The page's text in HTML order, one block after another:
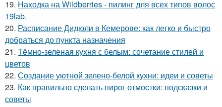
19. Находка на Wildberries - пилинг для всех типов волос
19lab.
20. Расписание Дидюли в Кемерове: как легко и быстро
добраться до пункта назначения
21. Тёмно-зеленая кухня с белым: сочетание стилей и
цветов
22. Создание уютной зелено-белой кухни: идеи и советы
23. Как правильно сделать пирог отмостки: подсказки и
советы